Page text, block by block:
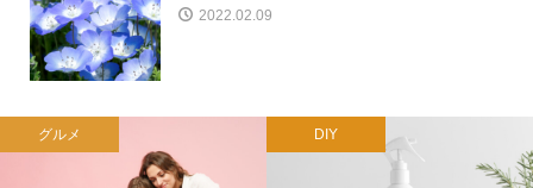
2022.02.09
グルメ DIY